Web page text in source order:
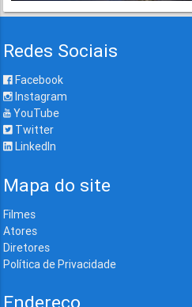
Redes Sociais
Facebook
Instagram
YouTube
Twitter
LinkedIn
Mapa do site
Filmes
Atores
Diretores
Política de Privacidade
Endereço